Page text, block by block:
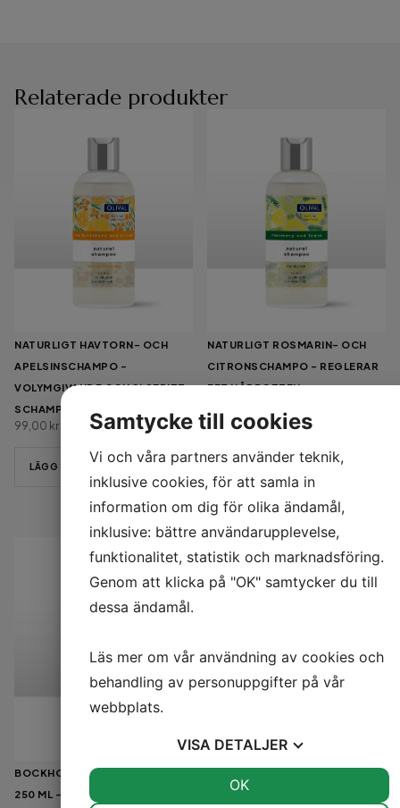
Relaterade produkter
NATURLIGT HAVTORN- OCH
APELSINSCHAMPO –
VOLYMGIVANDE OCH SLSFRITT
SCHAMPO
99,00 kr
LÄGG TILL I VARUKORG
NATURLIGT ROSMARIN- OCH
CITRONSCHAMPO – REGLERAR
FET HÅRBOTTEN
BOCKHORNSKLÖVERSCHAMPO
250 ML – VÅRDANDE SCHAMPO
STÄRKANDE OCH
Samtycke till cookies
Vi och våra partners använder teknik,
inklusive cookies, för att samla in
information om dig för olika ändamål,
inklusive: bättre användarupplevelse,
funktionalitet, statistik och marknadsföring.
Genom att klicka på "OK" samtycker du till
dessa ändamål.
Läs mer om vår användning av cookies och
behandling av personuppgifter på vår
webbplats.
VISA DETALJER
OK